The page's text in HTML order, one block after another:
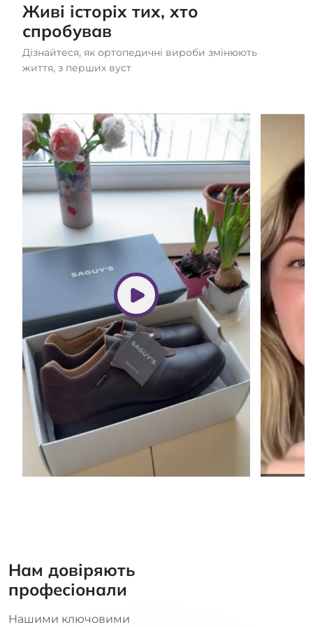
Живі історіх тих, хто
спробував
Дізнайтеся, як ортопедичні вироби змінюють
життя, з перших вуст
Нам довіряють
професіонали
Нашими ключовими